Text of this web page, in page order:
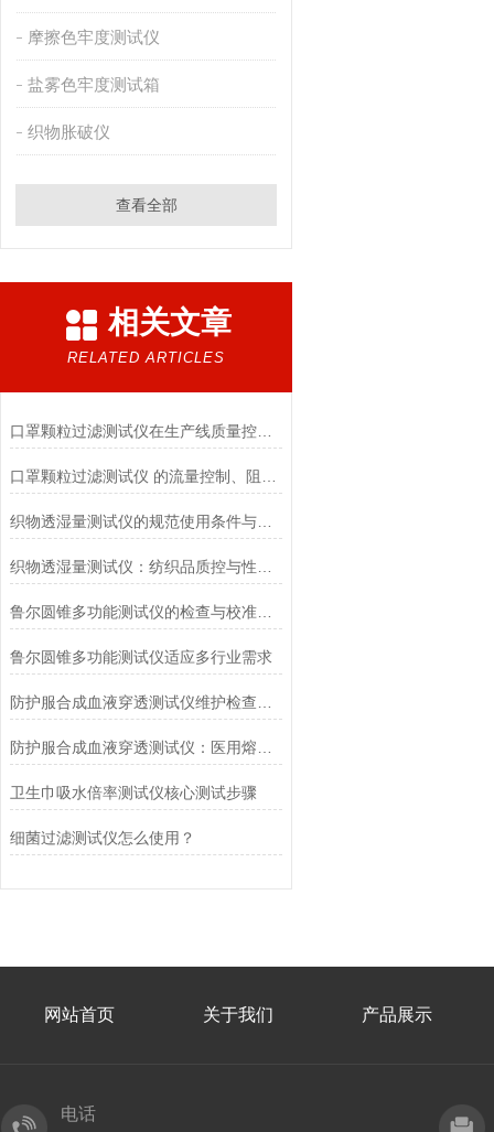
摩擦色牢度测试仪
盐雾色牢度测试箱
织物胀破仪
查看全部
相关文章
RELATED ARTICLES
口罩颗粒过滤测试仪在生产线质量控制与研发筛选中的实战价值
织物透湿量测试仪的规范使用条件与数据保障前提
鲁尔圆锥多功能测试仪的检查与校准流程
鲁尔圆锥多功能测试仪适应多行业需求
卫生巾吸水倍率测试仪核心测试步骤
细菌过滤测试仪怎么使用？
网站首页 关于我们 产品展示
电话